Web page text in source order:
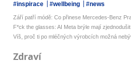
#inspirace #wellbeing #news
Září patří módě: Co přinese Mercedes-Benz
F*ck the glasses: AI Meta brýle mají zjednodušit
Víš, proč ti po mléčných výrobcích možná
Zdraví